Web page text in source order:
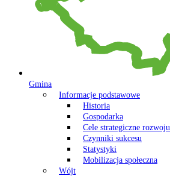
Gmina
Informacje podstawowe
Historia
Gospodarka
Cele strategiczne rozwoju
Czynniki sukcesu
Statystyki
Mobilizacja społeczna
Wójt